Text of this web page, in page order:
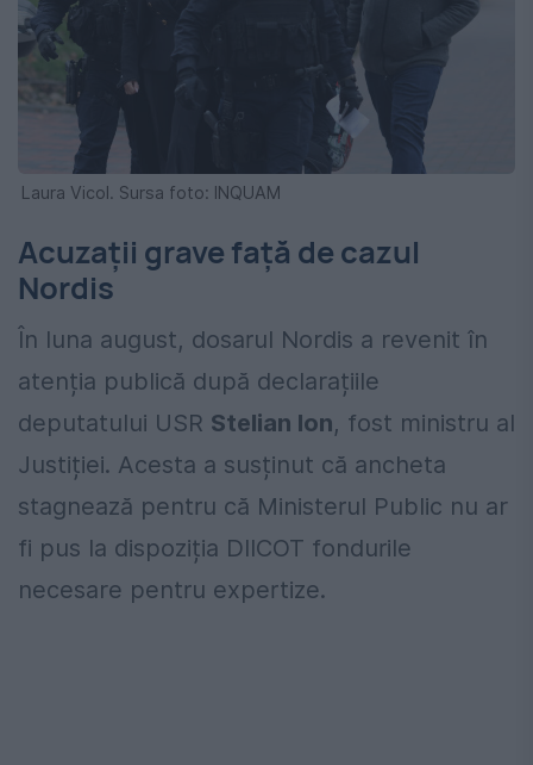
Laura Vicol. Sursa foto: INQUAM
Acuzații grave față de cazul
Nordis
În luna august, dosarul Nordis a revenit în
atenția publică după declarațiile
deputatului USR Stelian Ion, fost ministru al
Justiției. Acesta a susținut că ancheta
stagnează pentru că Ministerul Public nu ar
fi pus la dispoziția DIICOT fondurile
necesare pentru expertize.